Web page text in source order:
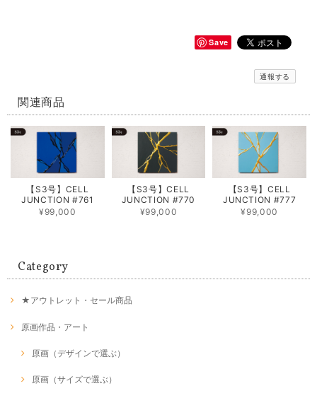
Save
通報する
関連商品
【S3号】CELL
JUNCTION #761
¥99,000
【S3号】CELL
JUNCTION #770
¥99,000
【S3号】CELL
JUNCTION #777
¥99,000
Category
★アウトレット・セール商品
原画作品・アート
原画（デザインで選ぶ）
原画（サイズで選ぶ）